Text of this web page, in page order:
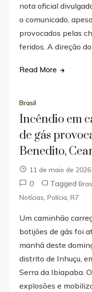
nota oficial
o comunicado,
provocados pelas
feridos. A direção
Read More
Brasil
Incêndio em
de gás
Benedito,
11 de maio de 2026
0 Tagged
Notícias ,Polícia ,R7
Um caminhão
botijões de gás foi
manhã deste
distrito de Inhuçu,
Serra da Ibiapaba.
explosões e